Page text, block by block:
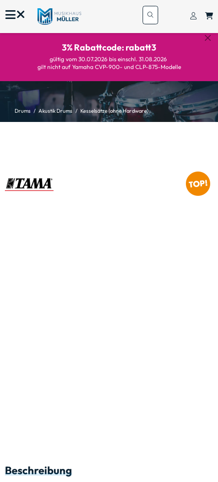
3% Rabattcode: rabatt3
gültig vom 30.07.2026 bis einschl. 31.08.2026
gilt nicht auf Yamaha CVP-900- und CLP-875-Modelle
Drums Akustik Drums Kesselsätze (ohne Hardware)
Beschreibung